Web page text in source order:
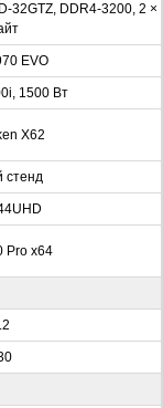
32GTZ, DDR4-3200, 2 ×
EVO
1500 Вт
X62
стенд
Pro x64